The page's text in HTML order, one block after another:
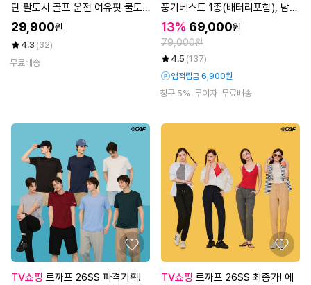
단 팔토시 골프 운전 여유핏 쿨토
시 (총 5세트/10P)_
29,900원
4.3 (32)
무료배송
풍기베스트 1종(배터리포함), 남녀
공용 (ST-FV100)
13% 69,000원
79,000원
4.5 (137)
앱적립금 6,900원
청구 5% 무이자 무료배송
TV쇼핑 TV쇼핑